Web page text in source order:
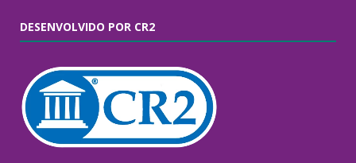
DESENVOLVIDO POR CR2